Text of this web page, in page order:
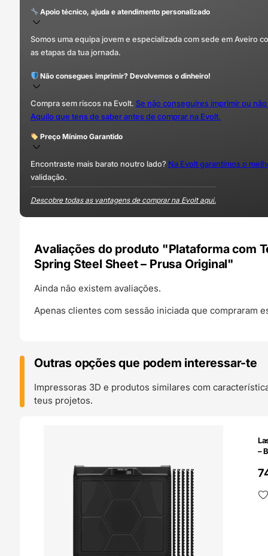
Apoio técnico, ajuda e atendimento personalizado
Somos uma equipa jovem e especializada com sede em Aveiro
as etapas da tua jornada.
Não consegues imprimir? Devolvemos o dinheiro!
Compra sem riscos na Evolt. Se não conseguires imprimir ou
Aquilo que tens de saber antes de comprar na Evolt.
Preço Mínimo Garantido
Encontraste mais barato noutro lado? Na Evolt garantimos o
validação.
Descobre todas as vantagens de comprar na Evolt aqui.
Avaliações do produto "Plataforma com
Spring Steel Sheet – Prusa Original"
Ainda não existem avaliações.
Apenas clientes com sessão iniciada que compraram
Outras opções que podem interessar-te
Impressoras 3D e produtos similares com
teus projetos.
–